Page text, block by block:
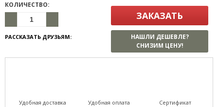
КОЛИЧЕСТВО:
РАССКАЗАТЬ ДРУЗЬЯМ:
ЗАКАЗАТЬ
НАШЛИ ДЕШЕВЛЕ?
СНИЗИМ ЦЕНУ!
Удобная доставка Удобная оплата
Сертификат